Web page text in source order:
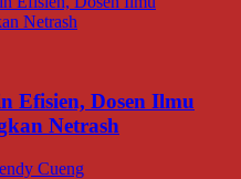
Efisien, Dosen Ilmu
Netrash
Cueng